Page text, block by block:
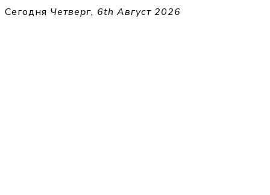
Перейти
Сегодня Четверг, 6th Август 2026